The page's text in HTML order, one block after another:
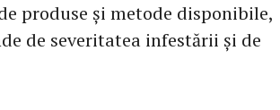
produse și metode disponibile,
de severitatea infestării și de